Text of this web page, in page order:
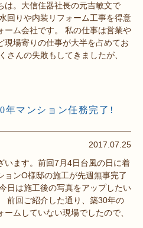
は。大信住器社長の元吉敏文で
回りや内装リフォーム工事を得意
ーム会社です。 私の仕事は営業や
現場寄りの仕事が大半を占めてお
さんの失敗もしてきましたが、
年マンション任務完了!
2017.07.25
います。前回7月4日台風の日に着
ョンO様邸の施工が先週無事完了
日は施工後の写真をアップしたい
前回ご紹介した通り、築30年の
ームしていない現場でしたので、